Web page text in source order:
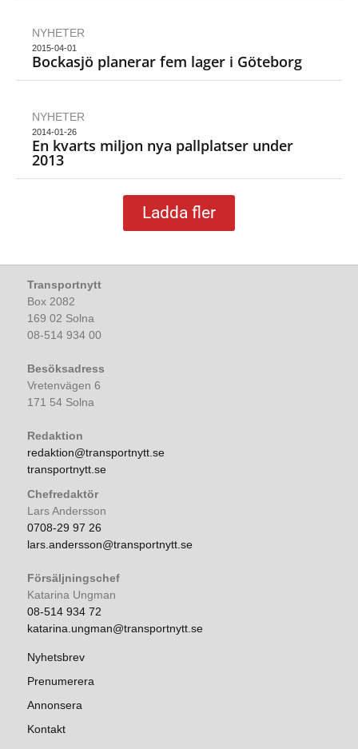
NYHETER
2015-04-01
Bockasjö planerar fem lager i Göteborg
NYHETER
2014-01-26
En kvarts miljon nya pallplatser under
2013
Ladda fler
Transportnytt
Box 2082
169 02 Solna
08-514 934 00
Besöksadress
Vretenvägen 6
171 54 Solna
Redaktion
redaktion@transportnytt.se
transportnytt.se
Chefredaktör
Lars Andersson
0708-29 97 26
lars.andersson@transportnytt.se
Försäljningschef
Katarina Ungman
08-514 934 72
katarina.ungman@transportnytt.se
Nyhetsbrev
Prenumerera
Annonsera
Kontakt